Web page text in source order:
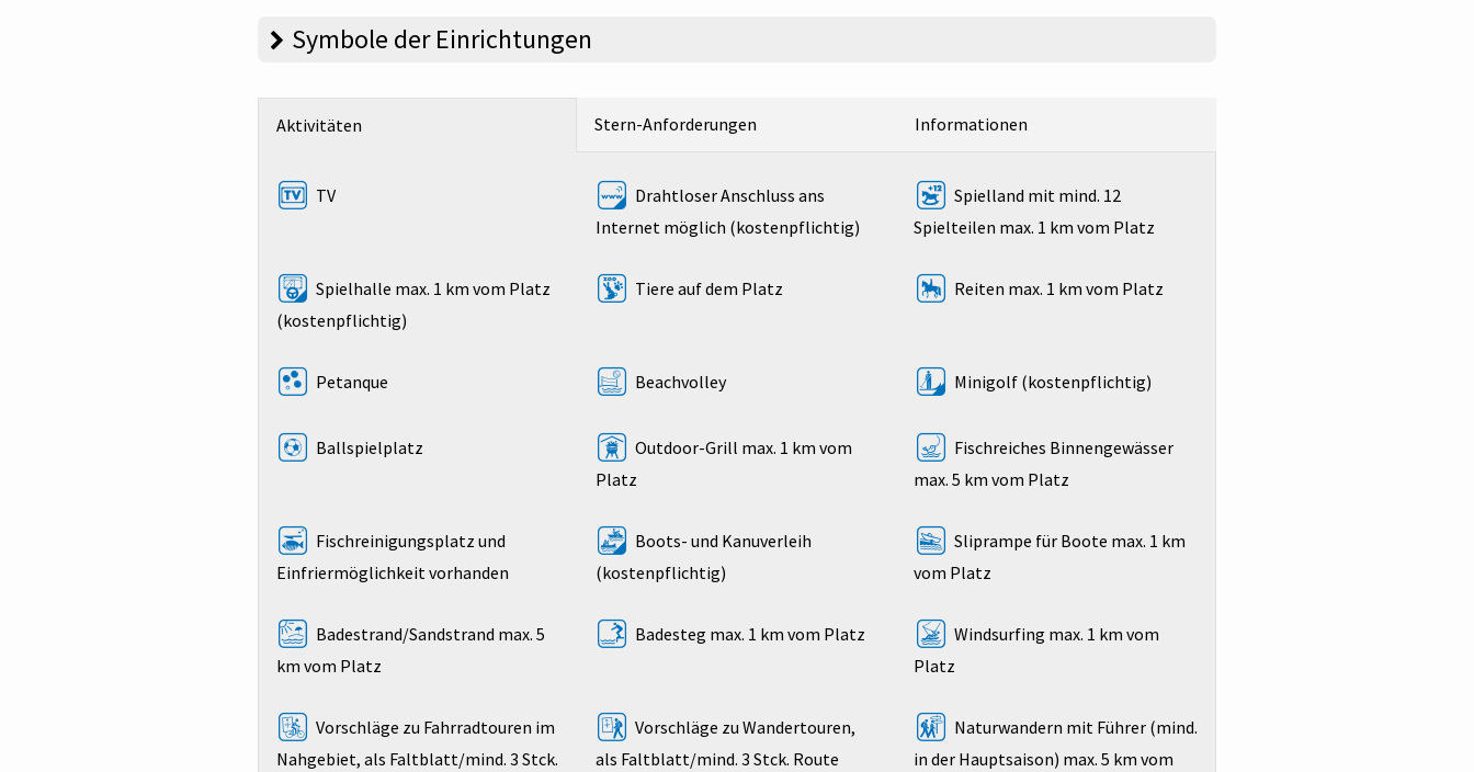
Symbole der Einrichtungen
Aktivitäten Stern-Anforderungen Informationen
TV
Drahtloser Anschluss ans
Internet möglich (kostenpflichtig)
Spielland mit mind. 12
Spielteilen max. 1 km vom Platz
Spielhalle max. 1 km vom Platz
(kostenpflichtig)
Tiere auf dem Platz Reiten max. 1 km vom Platz
Petanque Beachvolley Minigolf (kostenpflichtig)
Ballspielplatz
Outdoor-Grill max. 1 km vom
Platz
Fischreiches Binnengewässer
max. 5 km vom Platz
Fischreinigungsplatz und
Einfriermöglichkeit vorhanden
Boots- und Kanuverleih
(kostenpflichtig)
Sliprampe für Boote max. 1 km
vom Platz
Badestrand/Sandstrand max. 5
km vom Platz
Badesteg max. 1 km vom Platz
Windsurfing max. 1 km vom
Platz
Vorschläge zu Fahrradtouren im
Nahgebiet, als Faltblatt/mind. 3 Stck.
Vorschläge zu Wandertouren,
als Faltblatt/mind. 3 Stck. Route
Naturwandern mit Führer (mind.
in der Hauptsaison) max. 5 km vom